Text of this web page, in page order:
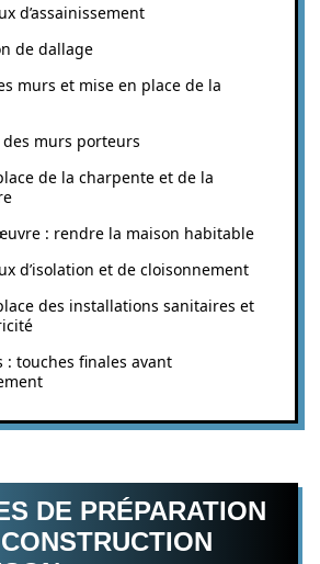
d’assainissement
de dallage
murs et mise en place de la
des murs porteurs
de la charpente et de la
: rendre la maison habitable
d’isolation et de cloisonnement
des installations sanitaires et
: touches finales avant
DE PRÉPARATION